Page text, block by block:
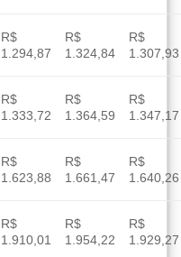
R$
1.294,87
R$
1.324,84
R$
1.307,93
R$
1.333,72
R$
1.364,59
R$
1.347,17
R$
1.623,88
R$
1.661,47
R$
1.640,26
R$
1.910,01
R$
1.954,22
R$
1.929,27